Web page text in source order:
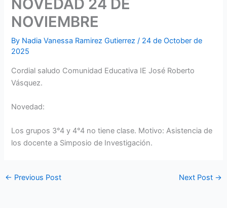
NOVEDAD 24 DE
NOVIEMBRE
By Nadia Vanessa Ramirez Gutierrez/ 24 de October de
2025
Cordial saludo Comunidad Educativa IE José Roberto
Vásquez.
Novedad:
Los grupos 3°4 y 4°4 no tiene clase. Motivo: Asistencia de
los docente a Simposio de Investigación.
← Previous Post Next Post →